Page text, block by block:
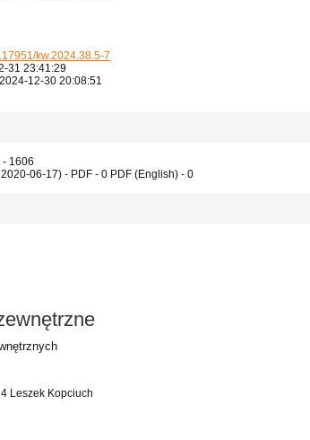
kw.2024.38.5-7
31 23:41:29
12-30 20:08:51
1606
06-17) - PDF - 0 PDF (English) - 0
Leszek Kopciuch